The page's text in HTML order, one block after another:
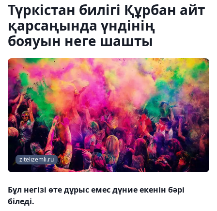
Түркістан билігі Құрбан айт
қарсаңында үндінің
бояуын неге шашты
zitelizemli.ru
Бұл негізі өте дұрыс емес дүние екенін бәрі
біледі.